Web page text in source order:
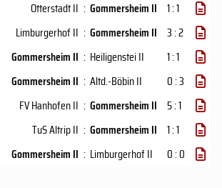
Otterstadt II : Gommersheim II 1 : 1
Limburgerhof II : Gommersheim II 3 : 2
Gommersheim II : Heiligenstei II
1 : 1
Gommersheim II : Altd.-Böbin II
0 : 3
FV Hanhofen II : Gommersheim II 5 : 1
TuS Altrip II : Gommersheim II 1 : 1
Gommersheim II : Limburgerhof II 0 : 0